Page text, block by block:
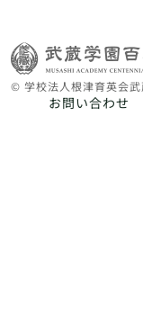
© 学校法人根津育英会
お問い合わせ